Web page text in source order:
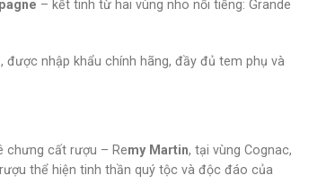
– kết tinh từ hai vùng nho nổi tiếng: Grande
nhập khẩu chính hãng, đầy đủ tem phụ và
chưng cất rượu – Remy Martin, tại vùng Cognac,
thể hiện tinh thần quý tộc và độc đáo của